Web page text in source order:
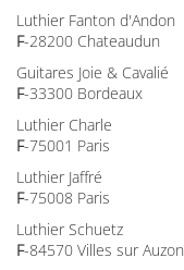
Luthier Fanton d'Andon
F-28200 Chateaudun
Guitares Joie & Cavalié
F-33300 Bordeaux
Luthier Charle
F-75001 Paris
Luthier Jaffré
F-75008 Paris
Luthier Schuetz
F-84570 Villes sur Auzon